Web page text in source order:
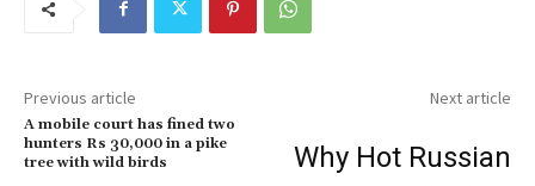
Previous article
A mobile court has fined two
hunters Rs 30,000 in a pike
tree with wild birds
Next article
Why Hot Russian